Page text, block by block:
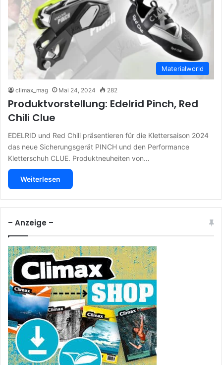
Materialworld
climax_mag Mai 24, 2024 282
Produktvorstellung: Edelrid Pinch, Red
Chili Clue
EDELRID und Red Chili präsentieren für die Klettersaison 2024
das neue Sicherungsgerät PINCH und den Performance
Kletterschuh CLUE. Produktneuheiten von…
Weiterlesen
– Anzeige –